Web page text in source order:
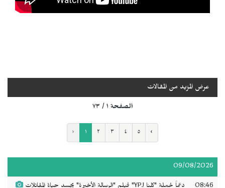
عرض المزيد من المقالات
الصفحة ١ / ٧٣
‹ ١ ٢ ٣ ٤ ٥ ›
09/08/2026